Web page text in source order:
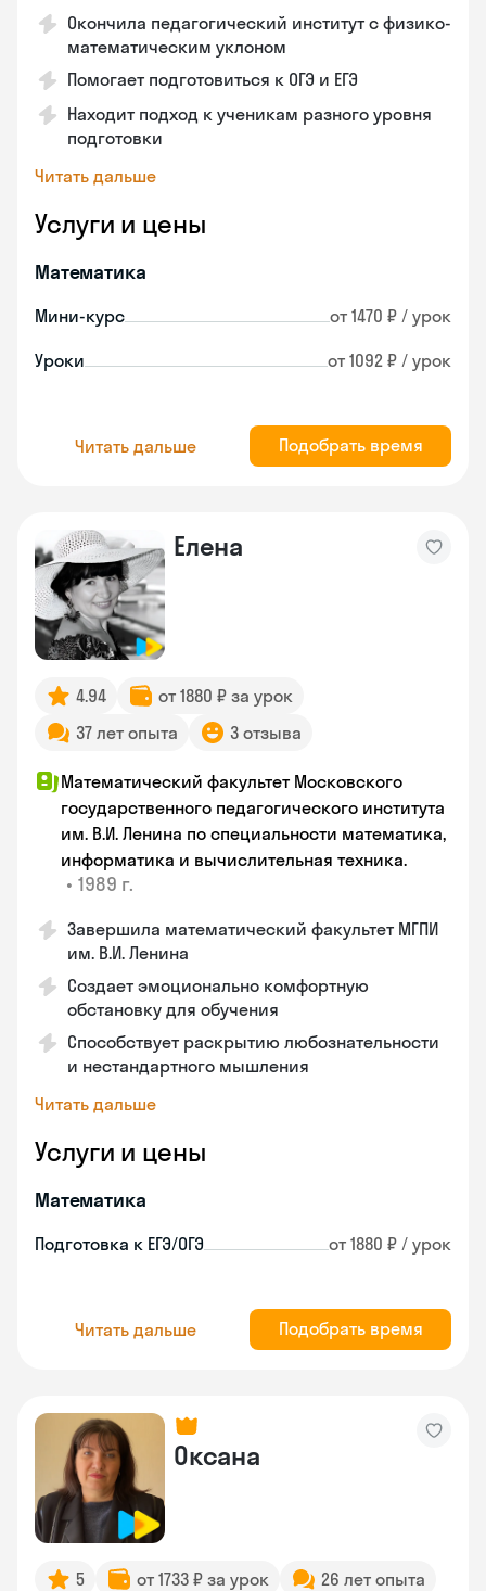
Окончила педагогический институт с физико-
математическим уклоном
Помогает подготовиться к ОГЭ и ЕГЭ
Находит подход к ученикам разного уровня
подготовки
Читать дальше
Услуги и цены
Математика
Мини-курс от 1470 ₽ / урок
Уроки от 1092 ₽ / урок
Читать дальше Подобрать время
Елена
4.94
от 1880 ₽ за урок
37 лет опыта
3 отзыва
Математический факультет Московского
государственного педагогического института
им. В.И. Ленина по специальности математика,
информатика и вычислительная техника.
• 1989 г.
Завершила математический факультет МГПИ
им. В.И. Ленина
Создает эмоционально комфортную
обстановку для обучения
Способствует раскрытию любознательности
и нестандартного мышления
Читать дальше
Услуги и цены
Математика
Подготовка к ЕГЭ/ОГЭ от 1880 ₽ / урок
Читать дальше Подобрать время
Оксана
5 от 1733 ₽ за урок
26 лет опыта